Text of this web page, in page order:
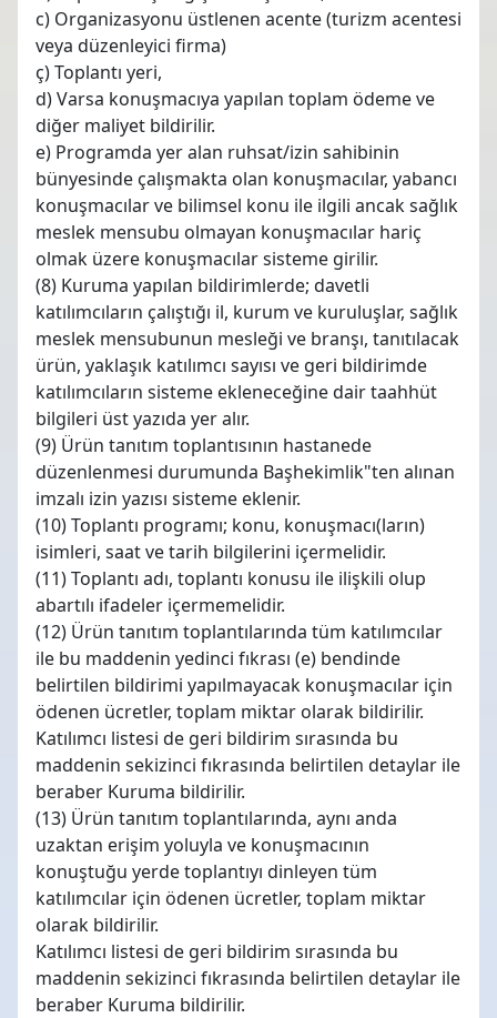
c) Organizasyonu üstlenen acente (turizm acentesi
veya düzenleyici firma)
ç) Toplantı yeri,
d) Varsa konuşmacıya yapılan toplam ödeme ve
diğer maliyet bildirilir.
e) Programda yer alan ruhsat/izin sahibinin
bünyesinde çalışmakta olan konuşmacılar, yabancı
konuşmacılar ve bilimsel konu ile ilgili ancak sağlık
meslek mensubu olmayan konuşmacılar hariç
olmak üzere konuşmacılar sisteme girilir.
(8) Kuruma yapılan bildirimlerde; davetli
katılımcıların çalıştığı il, kurum ve kuruluşlar, sağlık
meslek mensubunun mesleği ve branşı, tanıtılacak
ürün, yaklaşık katılımcı sayısı ve geri bildirimde
katılımcıların sisteme ekleneceğine dair taahhüt
bilgileri üst yazıda yer alır.
(9) Ürün tanıtım toplantısının hastanede
düzenlenmesi durumunda Başhekimlik"ten alınan
imzalı izin yazısı sisteme eklenir.
(10) Toplantı programı; konu, konuşmacı(ların)
isimleri, saat ve tarih bilgilerini içermelidir.
(11) Toplantı adı, toplantı konusu ile ilişkili olup
abartılı ifadeler içermemelidir.
(12) Ürün tanıtım toplantılarında tüm katılımcılar
ile bu maddenin yedinci fıkrası (e) bendinde
belirtilen bildirimi yapılmayacak konuşmacılar için
ödenen ücretler, toplam miktar olarak bildirilir.
Katılımcı listesi de geri bildirim sırasında bu
maddenin sekizinci fıkrasında belirtilen detaylar ile
beraber Kuruma bildirilir.
(13) Ürün tanıtım toplantılarında, aynı anda
uzaktan erişim yoluyla ve konuşmacının
konuştuğu yerde toplantıyı dinleyen tüm
katılımcılar için ödenen ücretler, toplam miktar
olarak bildirilir.
Katılımcı listesi de geri bildirim sırasında bu
maddenin sekizinci fıkrasında belirtilen detaylar ile
beraber Kuruma bildirilir.